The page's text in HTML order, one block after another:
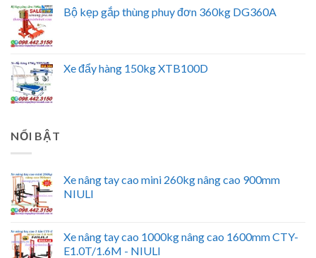
Bộ kẹp gắp thùng phuy đơn 360kg DG360A
Xe đẩy hàng 150kg XTB100D
NỔI BẬT
Xe nâng tay cao mini 260kg nâng cao 900mm
NIULI
Xe nâng tay cao 1000kg nâng cao 1600mm CTY-
E1.0T/1.6M - NIULI